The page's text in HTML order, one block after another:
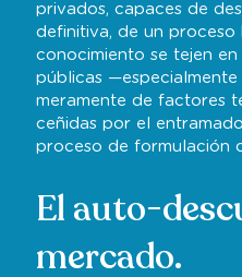
privados, capaces de
definitiva, de un
conocimiento se tejen
públicas
meramente de factores
ceñidas por el
proceso de formulación
El auto-
mercado.